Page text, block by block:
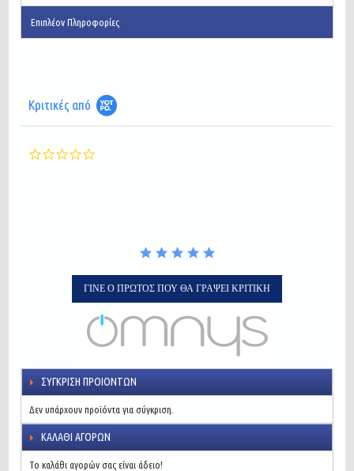
Επιπλέον Πληροφορίες
Κριτικές από
ΓΊΝΕ Ο ΠΡΏΤΟΣ ΠΟΥ ΘΑ ΓΡΆΨΕΙ ΚΡΙΤΙΚΉ
ΣΎΓΚΡΙΣΗ ΠΡΟΙΌΝΤΩΝ
Δεν υπάρχουν προϊόντα για σύγκριση.
ΚΑΛΆΘΙ ΑΓΟΡΏΝ
Το καλάθι αγορών σας είναι άδειο!